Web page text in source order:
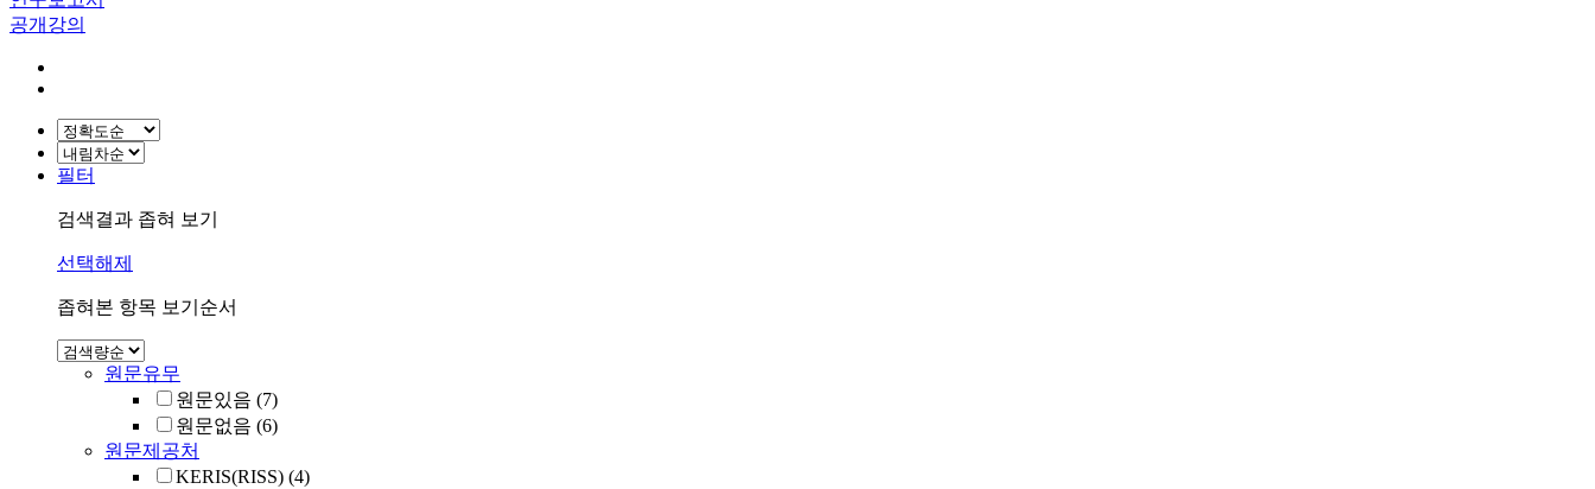
공개강의
필터
검색결과 좁혀 보기
선택해제
좁혀본 항목 보기순서
원문유무
원문있음 (7)
원문없음 (6)
원문제공처
KERIS(RISS) (4)